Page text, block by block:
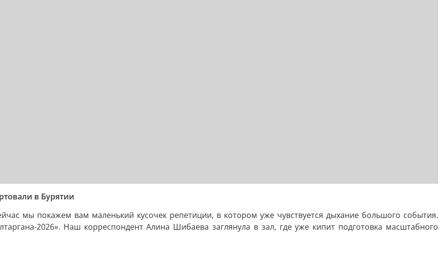
в Бурятии
мы покажем вам маленький кусочек репетиции, в котором уже чувствуется дыхание большого события.
2026». Наш корреспондент Алина Шибаева заглянула в зал, где уже кипит подготовка масштабного